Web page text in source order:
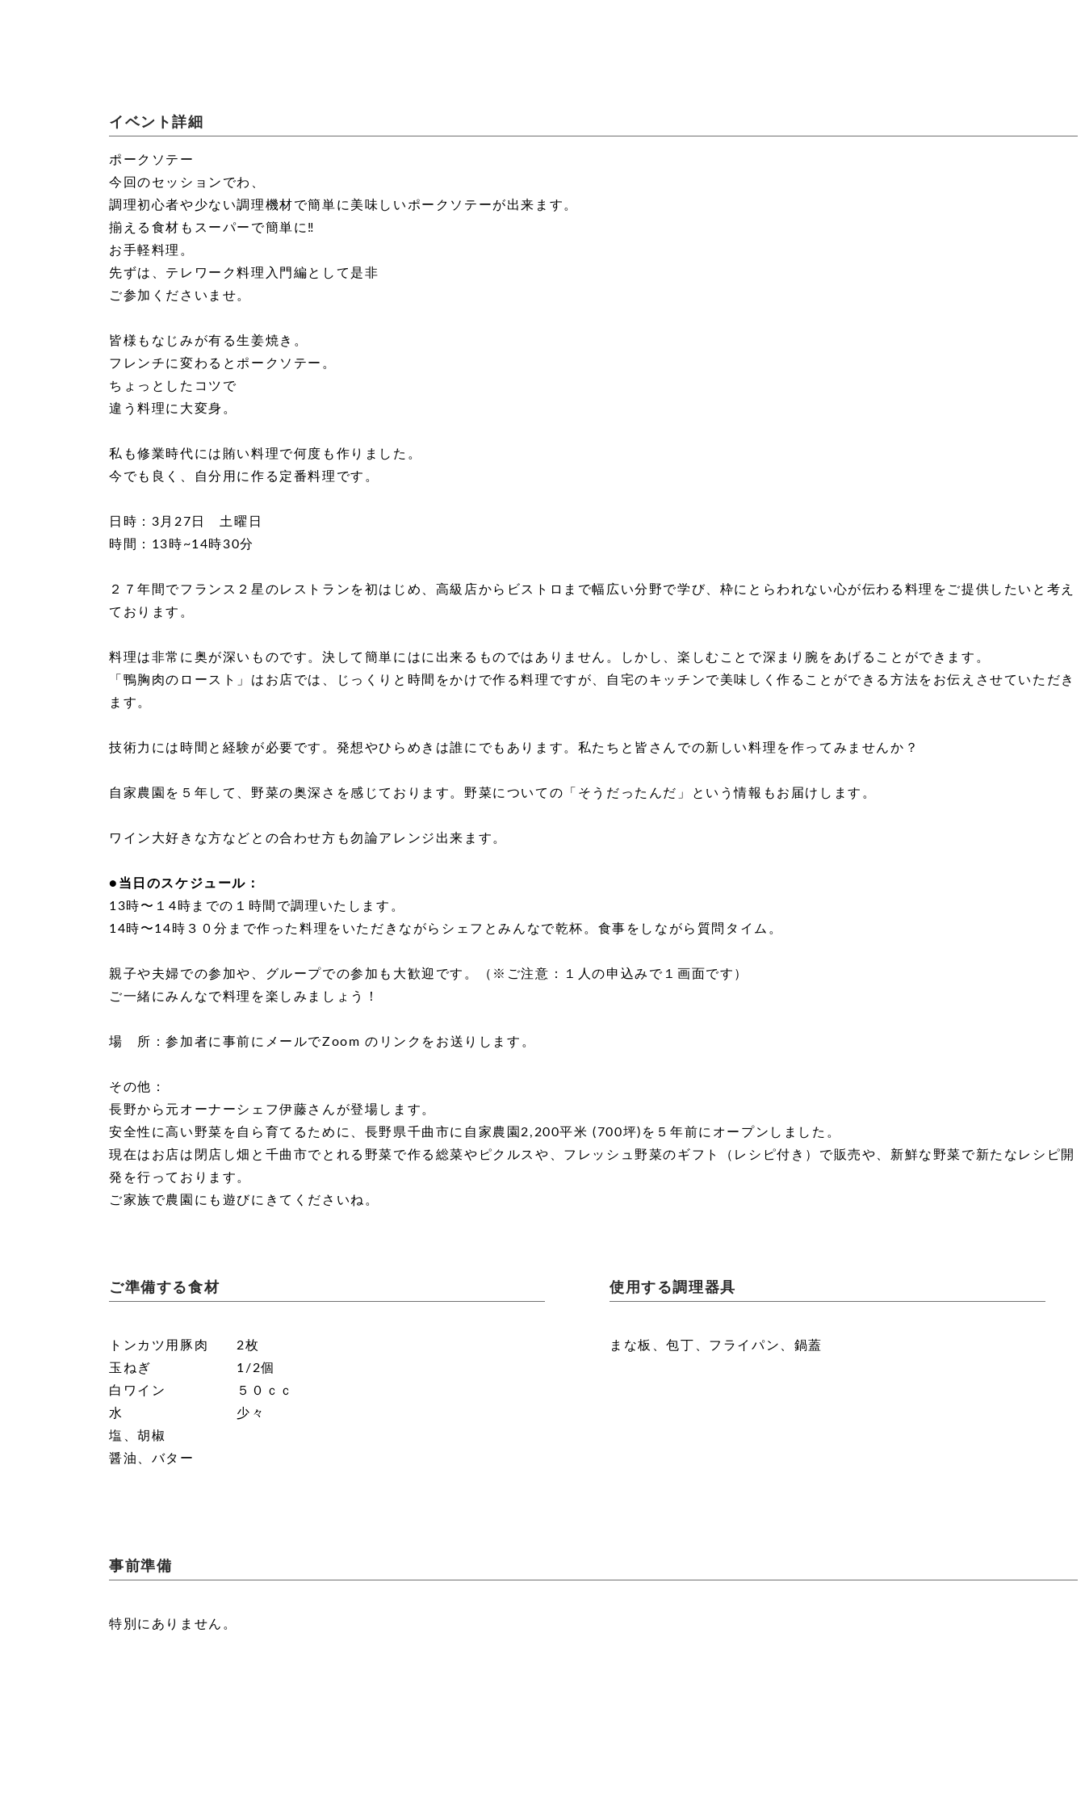
イベント詳細
ポークソテー
今回のセッションでわ、
調理初心者や少ない調理機材で簡単に美味しいポークソテーが出来ます。
揃える食材もスーパーで簡単に‼️
お手軽料理。
先ずは、テレワーク料理入門編として是非
ご参加くださいませ。
皆様もなじみが有る生姜焼き。
フレンチに変わるとポークソテー。
ちょっとしたコツで
違う料理に大変身。
私も修業時代には賄い料理で何度も作りました。
今でも良く、自分用に作る定番料理です。
日時：3月27日 土曜日
時間：13時~14時30分
２７年間でフランス２星のレストランを初はじめ、高級店からビストロまで幅広い分野で学び、枠にとらわれない心が伝わる料理をご提供したいと考え
ております。
料理は非常に奥が深いものです。決して簡単にはに出来るものではありません。しかし、楽しむことで深まり腕をあげることができます。
「鴨胸肉のロースト」はお店では、じっくりと時間をかけで作る料理ですが、自宅のキッチンで美味しく作ることができる方法をお伝えさせていただき
ます。
技術力には時間と経験が必要です。発想やひらめきは誰にでもあります。私たちと皆さんでの新しい料理を作ってみませんか？
自家農園を５年して、野菜の奥深さを感じております。野菜についての「そうだったんだ」という情報もお届けします。
ワイン大好きな方などとの合わせ方も勿論アレンジ出来ます。
●当日のスケジュール：
13時〜１4時までの１時間で調理いたします。
14時〜14時３０分まで作った料理をいただきながらシェフとみんなで乾杯。食事をしながら質問タイム。
親子や夫婦での参加や、グループでの参加も大歓迎です。（※ご注意：１人の申込みで１画面です）
ご一緒にみんなで料理を楽しみましょう！
場 所：参加者に事前にメールでZoom のリンクをお送りします。
その他：
長野から元オーナーシェフ伊藤さんが登場します。
安全性に高い野菜を自ら育てるために、長野県千曲市に自家農園2,200平米 (700坪)を５年前にオープンしました。
現在はお店は閉店し畑と千曲市でとれる野菜で作る総菜やピクルスや、フレッシュ野菜のギフト（レシピ付き）で販売や、新鮮な野菜で新たなレシピ開
発を行っております。
ご家族で農園にも遊びにきてくださいね。
ご準備する食材
トンカツ用豚肉 2枚
玉ねぎ 1/2個
白ワイン ５０ｃｃ
水 少々
塩、胡椒
醤油、バター
使用する調理器具
まな板、包丁、フライパン、鍋蓋
事前準備
特別にありません。